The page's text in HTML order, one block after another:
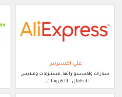
علي اكسبرس
سيارات واكسسواراتها, مستلزمات وملابس
الاطفال, الألكترونيات, ..